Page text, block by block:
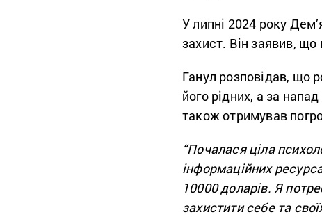
У липні 2024 року
захист. Він заявив,
Ганул розповідав, що
його рідних, а за
також отримував
“Почалася ціла
інформаційних
10000 доларів. Я
захистити себе та